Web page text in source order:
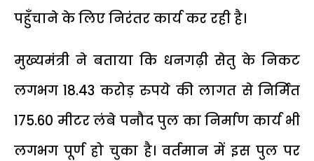
पहुँचाने के लिए निरंतर कार्य कर रही है।
मुख्यमंत्री ने बताया कि धनगढ़ी सेतु के निकट
लगभग 18.43 करोड़ रुपये की लागत से निर्मित
175.60 मीटर लंबे पनौद पुल का निर्माण कार्य भी
लगभग पूर्ण हो चुका है। वर्तमान में इस पुल पर